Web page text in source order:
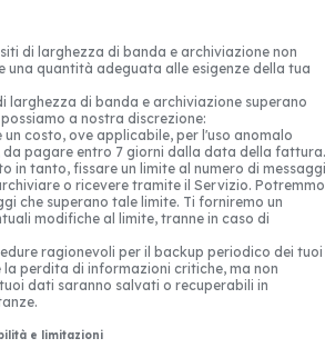
di larghezza di banda e archiviazione non
una quantità adeguata alle esigenze della tua
larghezza di banda e archiviazione superano
a nostra discrezione:
costo, ove applicabile, per l'uso anomalo
pagare entro 7 giorni dalla data della fattura.
in tanto, fissare un limite al numero di messaggi
o ricevere tramite il Servizio. Potremmo
che superano tale limite. Ti forniremo un
modifiche al limite, tranne in caso di
ragionevoli per il backup periodico dei tuoi
perdita di informazioni critiche, ma non
dati saranno salvati o recuperabili in
e limitazioni